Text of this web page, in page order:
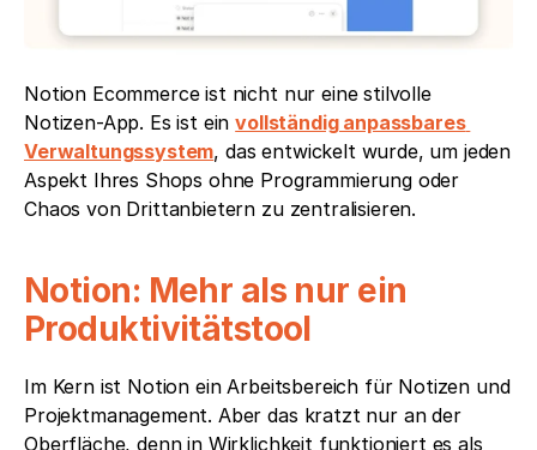
Notion Ecommerce ist nicht nur eine stilvolle
Notizen-App. Es ist ein vollständig anpassbares
Verwaltungssystem, das entwickelt wurde, um jeden
Aspekt Ihres Shops ohne Programmierung oder
Chaos von Drittanbietern zu zentralisieren.
Notion: Mehr als nur ein
Produktivitätstool
Im Kern ist Notion ein Arbeitsbereich für Notizen und
Projektmanagement. Aber das kratzt nur an der